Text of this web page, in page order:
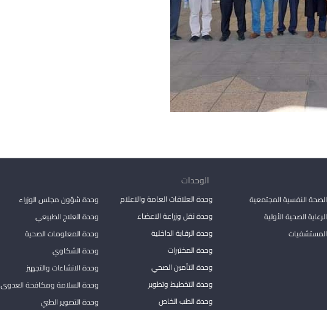
الصحة النفسية المجتمعية
الرعاية الصحية الأولية
المستشفيات
الوحدات
وحدة العلاقات العامة والاعلام
وحدة نقل وزراعة الاعضاء
وحدة الرقابة الداخلية
وحدة المختبرات
وحدة التأمين الصحي
وحدة التخطيط وتطوير
وحدة الطب الخاص
وحدة شؤون مجلس الوزراء
وحدة العلاج الطبيعي
وحدة المعلومات الصحية
وحدة الشكاوي
وحدة الانشاءات والتجهيز
وحدة السلامة ومكافحة العدوى
وحدة التصوير الطبي